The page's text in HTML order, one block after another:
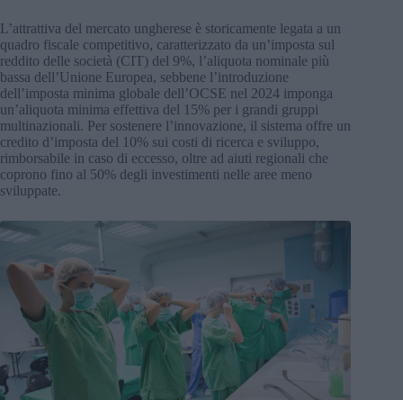
L’attrattiva del mercato ungherese è storicamente legata a un
quadro fiscale competitivo, caratterizzato da un’imposta sul
reddito delle società (CIT) del 9%, l’aliquota nominale più
bassa dell’Unione Europea, sebbene l’introduzione
dell’imposta minima globale dell’OCSE nel 2024 imponga
un’aliquota minima effettiva del 15% per i grandi gruppi
multinazionali. Per sostenere l’innovazione, il sistema offre un
credito d’imposta del 10% sui costi di ricerca e sviluppo,
rimborsabile in caso di eccesso, oltre ad aiuti regionali che
coprono fino al 50% degli investimenti nelle aree meno
sviluppate.